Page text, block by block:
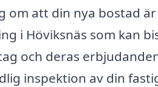
om att din nya bostad
i Höviksnäs som kan
och deras
inspektion av din